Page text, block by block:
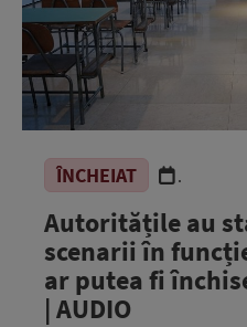
ÎNCHEIAT .
Autoritățile au
scenarii în
ar putea fi
| AUDIO